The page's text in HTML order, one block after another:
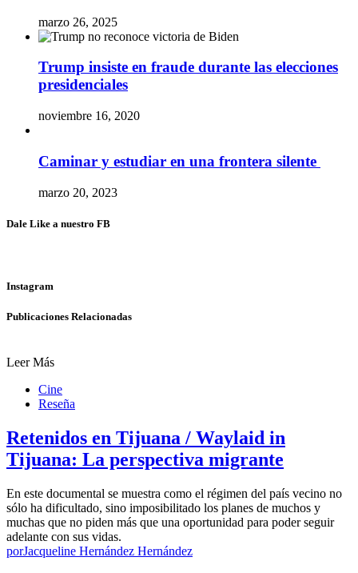
marzo 26, 2025
Trump insiste en fraude durante las elecciones
presidenciales
noviembre 16, 2020
Caminar y estudiar en una frontera silente
marzo 20, 2023
Dale Like a nuestro FB
Instagram
Publicaciones Relacionadas
Leer Más
Cine
Reseña
Retenidos en Tijuana / Waylaid in
Tijuana: La perspectiva migrante
En este documental se muestra como el régimen del país vecino no
sólo ha dificultado, sino imposibilitado los planes de muchos y
muchas que no piden más que una oportunidad para poder seguir
adelante con sus vidas.
porJacqueline Hernández Hernández